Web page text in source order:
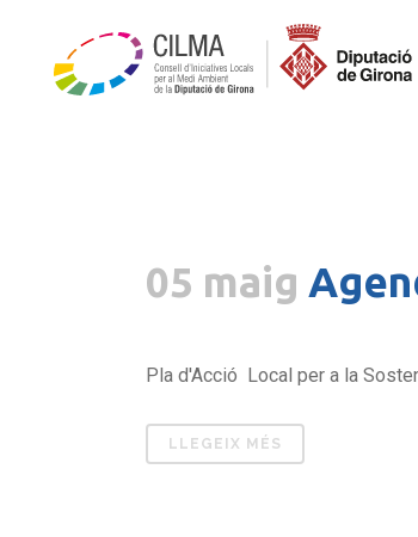
05 maig
Pla d'Acció Local per a la
LLEGEIX MÉS